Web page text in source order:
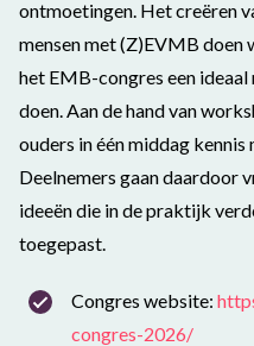
ontmoetingen. Het creëren
mensen met (Z)EVMB doen
het EMB-congres een
doen. Aan de hand van
ouders in één middag
Deelnemers gaan daardoor
ideeën die in de praktijk
toegepast.
Congres website:
congres-2026/